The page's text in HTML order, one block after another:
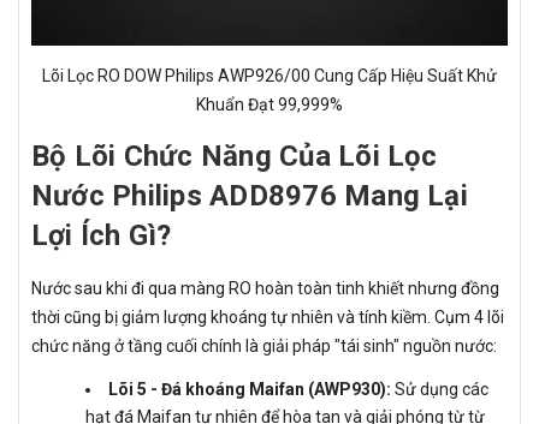
Lõi Lọc RO DOW Philips AWP926/00 Cung Cấp Hiệu Suất Khử
Khuẩn Đạt 99,999%
Bộ Lõi Chức Năng Của Lõi Lọc
Nước Philips ADD8976 Mang Lại
Lợi Ích Gì?
Nước sau khi đi qua màng RO hoàn toàn tinh khiết nhưng đồng
thời cũng bị giảm lượng khoáng tự nhiên và tính kiềm. Cụm 4 lõi
chức năng ở tầng cuối chính là giải pháp "tái sinh" nguồn nước:
Lõi 5 - Đá khoáng Maifan (AWP930): Sử dụng các
hạt đá Maifan tự nhiên để hòa tan và giải phóng từ từ